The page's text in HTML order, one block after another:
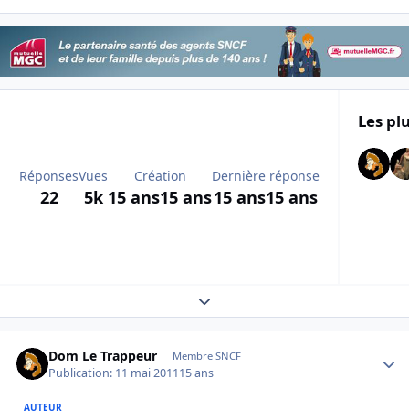
Réponses
22
Vues
5k
Création
15 ans15 ans
Dernière réponse
15 ans15 ans
Les
Expand topic overview
Dom Le Trappeur Membre SNCF
Publication: 11 mai 201115 ans
AUTEUR